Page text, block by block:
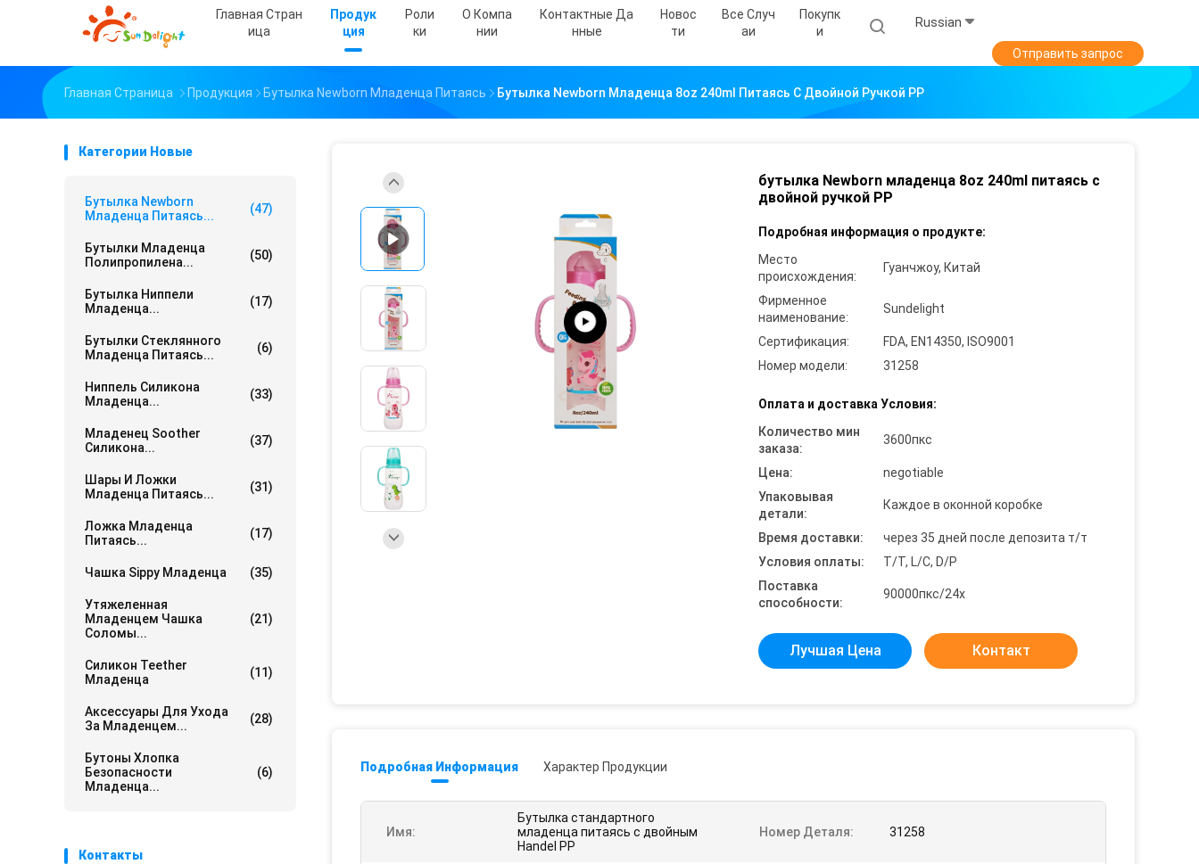
Главная Стран
Ица
Продук
Ция
Роли
Ки
О Компа
Нии
Контактные Да
Нные
Новос
Ти
Все Случ
Аи
Покупк
И
Russian
Отправить запрос
Главная Страница Продукция Бутылка Newborn Младенца Питаясь Бутылка Newborn Младенца 8oz 240ml Питаясь С Двойной Ручкой PP
Категории Новые
Бутылка Newborn
Младенца Питаясь...
(47)
Бутылки Младенца
Полипропилена...
(50)
Бутылка Ниппели
Младенца...
(17)
Бутылки Стеклянного
Младенца Питаясь...
(6)
Ниппель Силикона
Младенца...
(33)
Младенец Soother
Силикона...
(37)
Шары И Ложки
Младенца Питаясь...
(31)
Ложка Младенца
Питаясь...
(17)
Чашка Sippy Младенца (35)
Утяжеленная
Младенцем Чашка
Соломы...
(21)
Силикон Teether
Младенца
(11)
Аксессуары Для Ухода
За Младенцем...
(28)
Бутоны Хлопка
Безопасности
Младенца...
(6)
Контакты
бутылка Newborn младенца 8oz 240ml питаясь с
двойной ручкой PP
Подробная информация о продукте:
Место
происхождения:
Гуанчжоу, Китай
Фирменное
наименование:
Sundelight
Сертификация:
FDA, EN14350, ISO9001
Номер модели:
31258
Оплата и доставка Условия:
Количество мин
заказа:
3600пкс
Цена:
negotiable
Упаковывая
детали:
Каждое в оконной коробке
Время доставки:
через 35 дней после депозита т/т
Условия оплаты:
T/T, L/C, D/P
Поставка
способности:
90000пкс/24х
Лучшая Цена Контакт
Подробная Информация Характер Продукции
Имя:
Бутылка стандартного
младенца питаясь с двойным
Handel PP
Номер Деталя: 31258